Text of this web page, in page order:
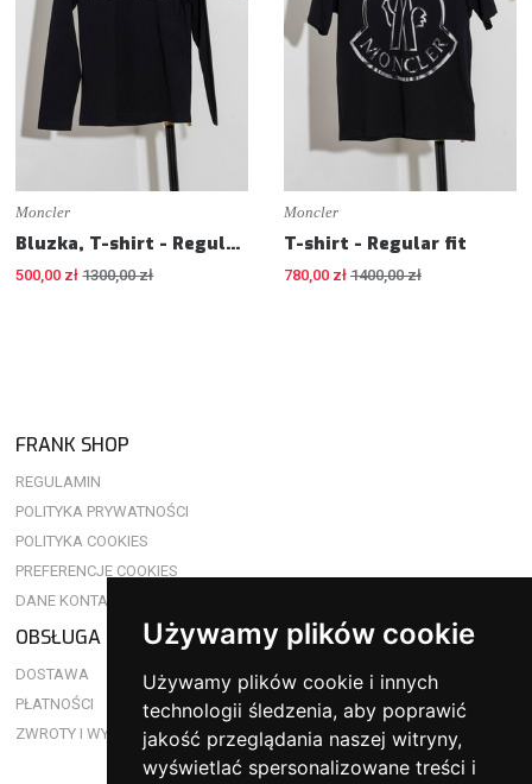
Używamy plików cookie
Używamy plików cookie i innych
technologii śledzenia, aby poprawić
jakość przeglądania naszej witryny,
wyświetlać spersonalizowane treści i
Moncler
Bluzka, T-shirt - Regular fit
500,00 zł 1300,00 zł
Moncler
T-shirt - Regular fit
780,00 zł 1400,00 zł
FRANK SHOP
REGULAMIN
POLITYKA PRYWATNOŚCI
POLITYKA COOKIES
PREFERENCJE COOKIES
DANE KONTAKTOWE
OBSŁUGA KLIENTA
DOSTAWA
PŁATNOŚCI
ZWROTY I WYMIANY